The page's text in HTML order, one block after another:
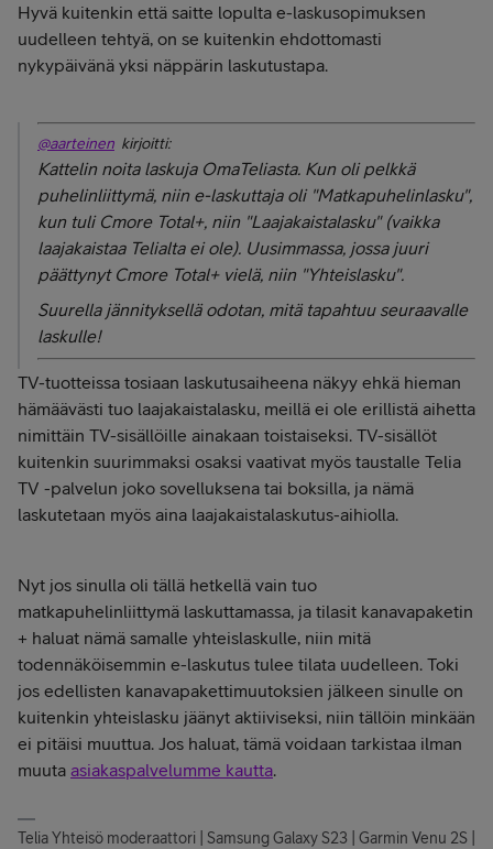
Hyvä kuitenkin että saitte lopulta e-laskusopimuksen
uudelleen tehtyä, on se kuitenkin ehdottomasti
nykypäivänä yksi näppärin laskutustapa.
@aarteinen kirjoitti:
Kattelin noita laskuja OmaTeliasta. Kun oli pelkkä
puhelinliittymä, niin e-laskuttaja oli "Matkapuhelinlasku",
kun tuli Cmore Total+, niin "Laajakaistalasku" (vaikka
laajakaistaa Telialta ei ole). Uusimmassa, jossa juuri
päättynyt Cmore Total+ vielä, niin "Yhteislasku".
Suurella jännityksellä odotan, mitä tapahtuu seuraavalle
laskulle!
TV-tuotteissa tosiaan laskutusaiheena näkyy ehkä hieman
hämäävästi tuo laajakaistalasku, meillä ei ole erillistä aihetta
nimittäin TV-sisällöille ainakaan toistaiseksi. TV-sisällöt
kuitenkin suurimmaksi osaksi vaativat myös taustalle Telia
TV -palvelun joko sovelluksena tai boksilla, ja nämä
laskutetaan myös aina laajakaistalaskutus-aihiolla.
Nyt jos sinulla oli tällä hetkellä vain tuo
matkapuhelinliittymä laskuttamassa, ja tilasit kanavapaketin
+ haluat nämä samalle yhteislaskulle, niin mitä
todennäköisemmin e-laskutus tulee tilata uudelleen. Toki
jos edellisten kanavapakettimuutoksien jälkeen sinulle on
kuitenkin yhteislasku jäänyt aktiiviseksi, niin tällöin minkään
ei pitäisi muuttua. Jos haluat, tämä voidaan tarkistaa ilman
muuta asiakaspalvelumme kautta.
Telia Yhteisö moderaattori | Samsung Galaxy S23 | Garmin Venu 2S |